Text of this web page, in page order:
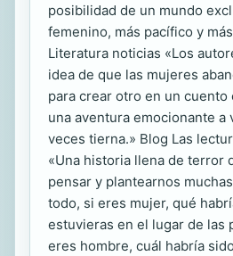
posibilidad de un mundo
femenino, más pacífico y
Literatura noticias «Los
idea de que las mujeres
para crear otro en un cuento
una aventura emocionante a
veces tierna.» Blog Las
«Una historia llena de terror
pensar y plantearnos
todo, si eres mujer, qué
estuvieras en el lugar de las
eres hombre, cuál habría